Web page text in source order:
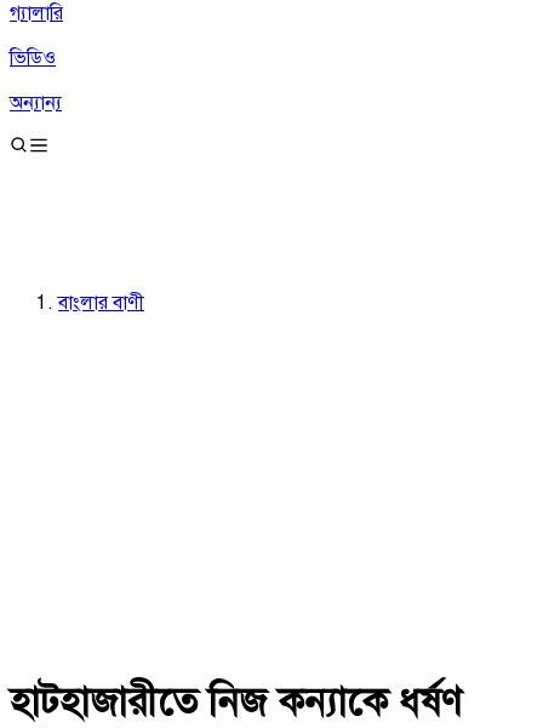
গ্যালারি
ভিডিও
অন্যান্য
বাংলার বাণী
হাটহাজারীতে নিজ কন্যাকে ধর্ষণ